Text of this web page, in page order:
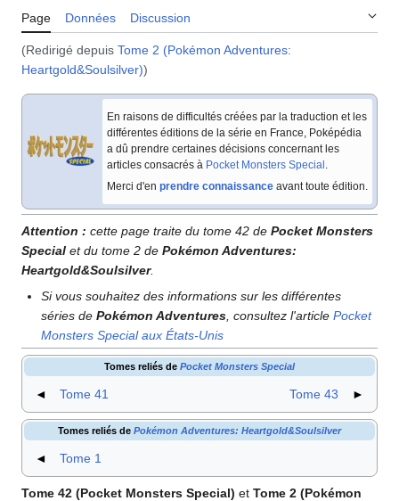
Page Données Discussion
(Redirigé depuis Tome 2 (Pokémon Adventures:
Heartgold&Soulsilver))
En raisons de difficultés créées par la traduction et les
différentes éditions de la série en France, Poképédia
a dû prendre certaines décisions concernant les
articles consacrés à Pocket Monsters Special.
Merci d'en prendre connaissance avant toute édition.
Attention : cette page traite du tome 42 de Pocket Monsters
Special et du tome 2 de Pokémon Adventures:
Heartgold&Soulsilver.
Si vous souhaitez des informations sur les différentes
séries dePokémon Adventures , consultez l'articlePocket
Monsters Special aux États-Unis
Tomes reliés de Pocket Monsters Special
◄ Tome 41 Tome 43 ►
Tomes reliés de Pokémon Adventures: Heartgold&Soulsilver
◄ Tome 1
Tome 42 (Pocket Monsters Special) et Tome 2 (Pokémon